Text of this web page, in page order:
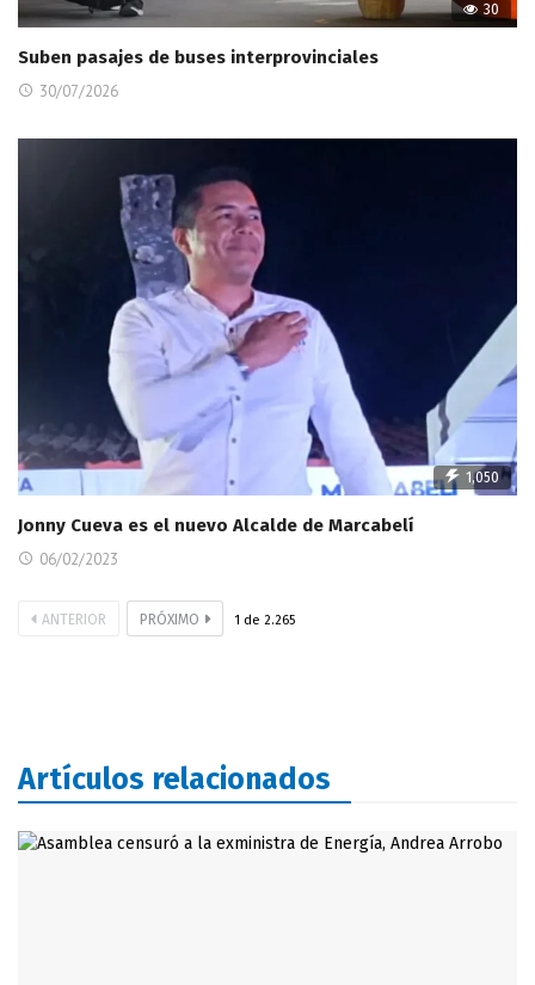
30
Suben pasajes de buses interprovinciales
30/07/2026
1,050
Jonny Cueva es el nuevo Alcalde de Marcabelí
06/02/2023
ANTERIOR PRÓXIMO 1 de 2.265
Artículos relacionados